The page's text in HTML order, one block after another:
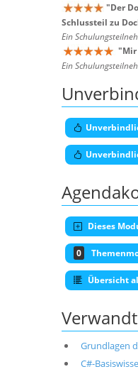
"Der
Schlussteil zu
Ein
"
Ein
Dieses
0
Übersicht
Grundlagen
C#-